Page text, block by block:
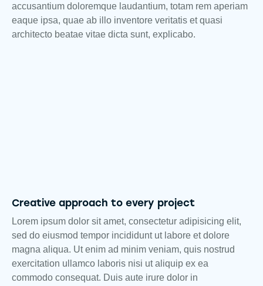
accusantium doloremque laudantium, totam rem aperiam
eaque ipsa, quae ab illo inventore veritatis et quasi
architecto beatae vitae dicta sunt, explicabo.
Creative approach to every project
Lorem ipsum dolor sit amet, consectetur adipisicing elit,
sed do eiusmod tempor incididunt ut labore et dolore
magna aliqua. Ut enim ad minim veniam, quis nostrud
exercitation ullamco laboris nisi ut aliquip ex ea
commodo consequat. Duis aute irure dolor in